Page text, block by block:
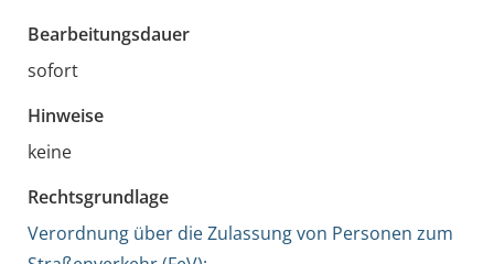
Bearbeitungsdauer
sofort
Hinweise
keine
Rechtsgrundlage
Verordnung über die Zulassung von Personen zum